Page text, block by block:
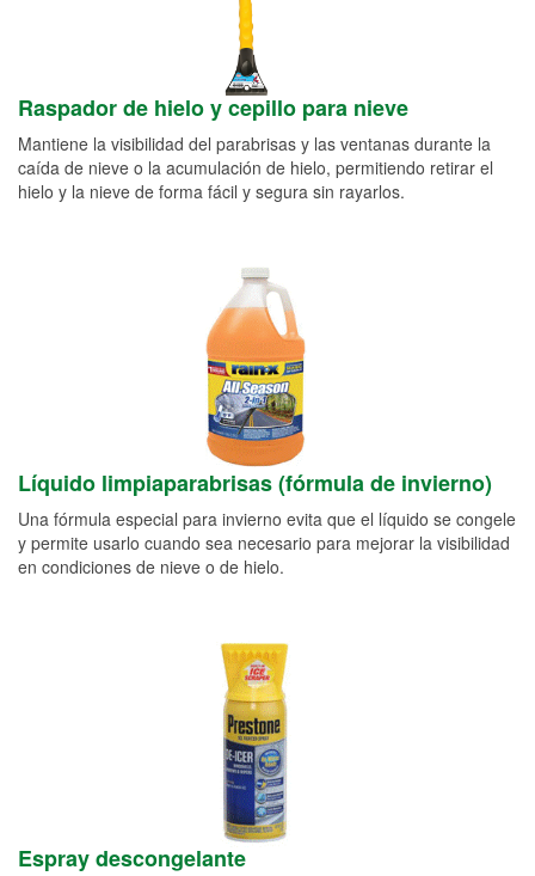
Raspador de hielo y cepillo para nieve
Mantiene la visibilidad del parabrisas y las ventanas durante la
caída de nieve o la acumulación de hielo, permitiendo retirar el
hielo y la nieve de forma fácil y segura sin rayarlos.
Líquido limpiaparabrisas (fórmula de invierno)
Una fórmula especial para invierno evita que el líquido se congele
y permite usarlo cuando sea necesario para mejorar la visibilidad
en condiciones de nieve o de hielo.
Espray descongelante